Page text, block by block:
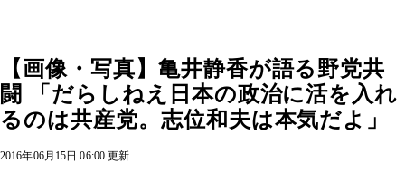
【画像・写真】亀井静香が語る野党共
闘 「だらしねえ日本の政治に活を入れ
るのは共産党。志位和夫は本気だよ」
2016年06月15日 06:00 更新